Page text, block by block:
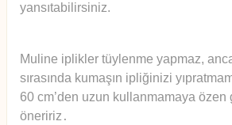
yansıtabilirsiniz.
Muline iplikler tüylenme yapmaz,
sırasında kumaşın ipliğinizi
60 cm’den uzun kullanmamaya özen
öneririz .